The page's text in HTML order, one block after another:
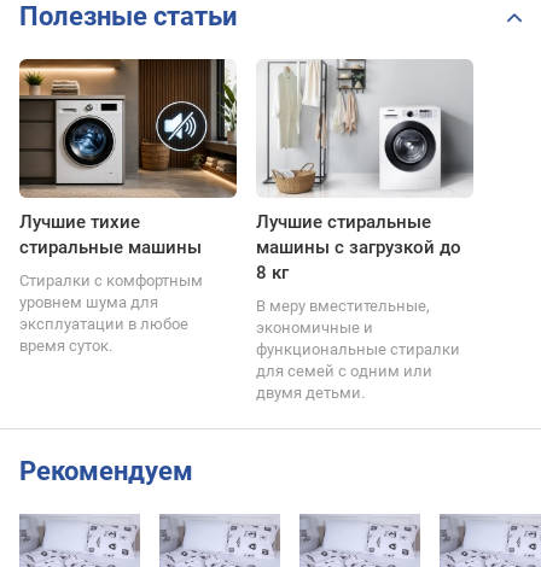
Полезные статьи
Лучшие тихие
стиральные машины
Стиралки с комфортным
уровнем шума для
эксплуатации в любое
время суток.
Лучшие стиральные
машины с загрузкой до
8 кг
В меру вместительные,
экономичные и
функциональные стиралки
для семей с одним или
двумя детьми.
Рекомендуем